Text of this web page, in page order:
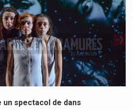
Vremea va fi caniculară. Disconfortul termic va fi accentuat, iar indicele temperatură-umezeală (ITU) va depăși pragul critic de 80 de…
A fost finalizat proiectul care prevede un nou spatiu de joacă pentru copiii din localitatea Tulghieș. Primarul comunei Miresu Mare,…
un spectacol de dans